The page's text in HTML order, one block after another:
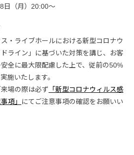
日（月）20:00〜
・ライブホールにおける新型コロナウ
ライン」に基づいた対策を講じ、お客
全に最大限配慮した上で、従前の50%
施いたします。
場の際は必ず 「新型コロナウィルス感
項」
にてご注意事項の確認をお願いい